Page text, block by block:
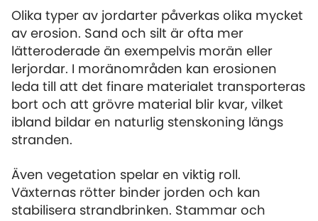
Olika typer av jordarter påverkas olika mycket
av erosion. Sand och silt är ofta mer
lätteroderade än exempelvis morän eller
lerjordar. I moränområden kan erosionen
leda till att det finare materialet transporteras
bort och att grövre material blir kvar, vilket
ibland bildar en naturlig stenskoning längs
stranden.
Även vegetation spelar en viktig roll.
Växternas rötter binder jorden och kan
stabilisera strandbrinken. Stammar och